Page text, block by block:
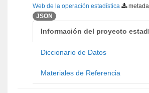
Web de la operación estadística
JSON
Información del proyecto
Diccionario de Datos
Materiales de Referencia